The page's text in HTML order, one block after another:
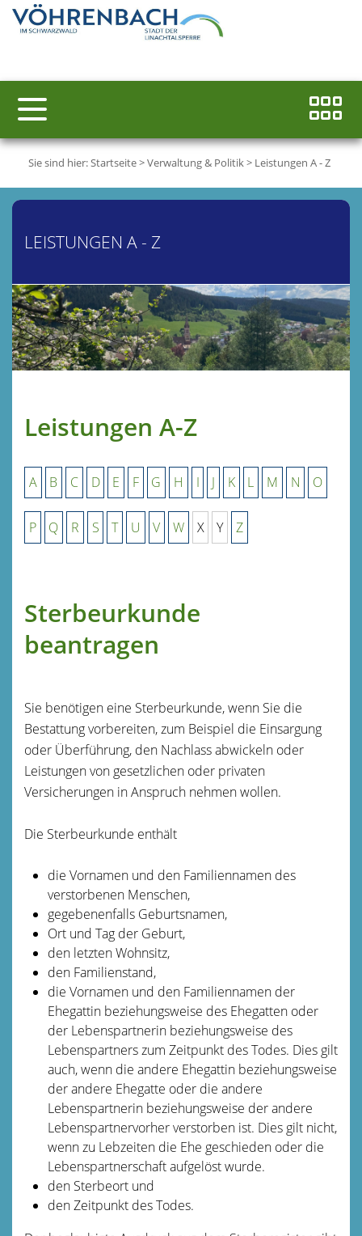
Sie sind hier:Startseite>Verwaltung & Politik> Leistungen A - Z
LEISTUNGEN A - Z
Leistungen A-Z
A B C D E F G H I J K L M N O
P Q R S T U V W X Y Z
Sterbeurkunde
beantragen
Sie benötigen eine Sterbeurkunde, wenn Sie die
Bestattung vorbereiten, zum Beispiel die Einsargung
oder Überführung, den Nachlass abwickeln oder
Leistungen von gesetzlichen oder privaten
Versicherungen in Anspruch nehmen wollen.
Die Sterbeurkunde enthält
die Vornamen und den Familiennamen des
verstorbenen Menschen,
gegebenenfalls Geburtsnamen,
Ort und Tag der Geburt,
den letzten Wohnsitz,
den Familienstand,
die Vornamen und den Familiennamen der
Ehegattin beziehungsweise des Ehegatten oder
der Lebenspartnerin beziehungsweise des
Lebenspartners zum Zeitpunkt des Todes. Dies gilt
auch, wenn die andere Ehegattin beziehungsweise
der andere Ehegatte oder die andere
Lebenspartnerin beziehungsweise der andere
Lebenspartnervorher verstorben ist. Dies gilt nicht,
wenn zu Lebzeiten die Ehe geschieden oder die
Lebenspartnerschaft aufgelöst wurde.
den Sterbeort und
den Zeitpunkt des Todes.